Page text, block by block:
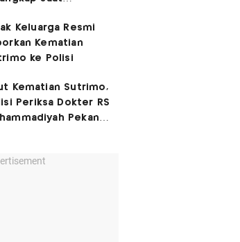
Keluarga Resmi
Kematian
ke Polisi
Kematian Sutrimo,
Periksa Dokter RS
Pekan